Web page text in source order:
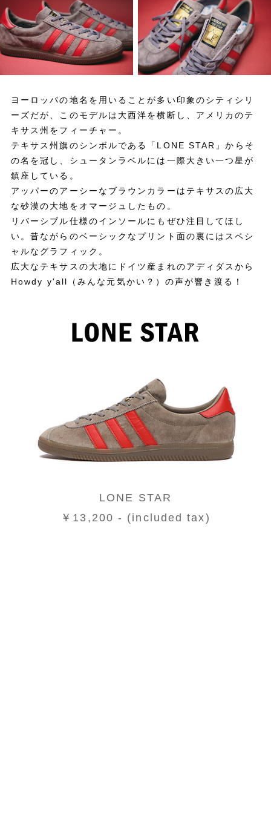
ヨーロッパの地名を用いることが多い印象のシティシリ
ーズだが、このモデルは大西洋を横断し、アメリカのテ
キサス州をフィーチャー。
テキサス州旗のシンボルである「LONE STAR」からそ
の名を冠し、シュータンラベルには一際大きい一つ星が
鎮座している。
アッパーのアーシーなブラウンカラーはテキサスの広大
な砂漠の大地をオマージュしたもの。
リバーシブル仕様のインソールにもぜひ注目してほし
い。昔ながらのベーシックなプリント面の裏にはスペシ
ャルなグラフィック。
広大なテキサスの大地にドイツ産まれのアディダスから
Howdy y'all（みんな元気かい？）の声が響き渡る！
LONE STAR
￥13,200 - (included tax)